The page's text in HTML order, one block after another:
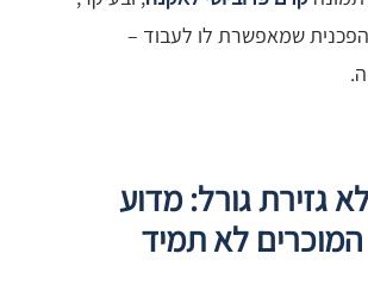
שמאפשרת לו לעבוד –
גזירת גורל: מדוע
המוכרים לא תמיד